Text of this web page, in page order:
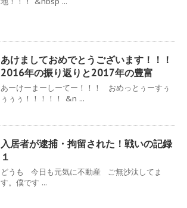
あけましておめでとうございます！！！
2016年の振り返りと2017年の豊富
あーけーまーしーてー！！！ おめっとぅーすぅ
ぅぅぅ！！！！！ &n ...
入居者が逮捕・拘留された！戦いの記録
１
どうも 今日も元気に不動産 ご無沙汰してま
す。僕です ...